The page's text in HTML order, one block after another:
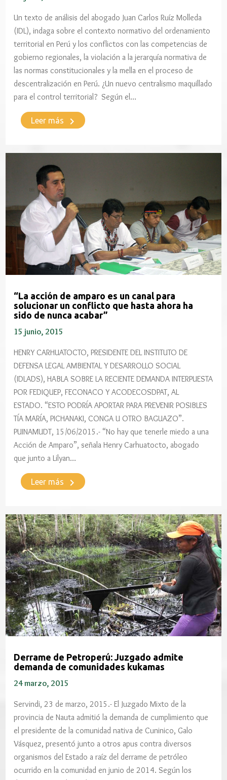
Un texto de análisis del abogado Juan Carlos Ruíz Molleda
(IDL), indaga sobre el contexto normativo del ordenamiento
territorial en Perú y los conflictos con las competencias de
gobierno regionales, la violación a la jerarquía normativa de
las normas constitucionales y la mella en el proceso de
descentralización en Perú. ¿Un nuevo centralismo maquillado
para el control territorial? Según el…
Leer más keyboard_arrow_right
“La acción de amparo es un canal para
solucionar un conflicto que hasta ahora ha
sido de nunca acabar”
15 junio, 2015
HENRY CARHUATOCTO, PRESIDENTE DEL INSTITUTO DE
DEFENSA LEGAL AMBIENTAL Y DESARROLLO SOCIAL
(IDLADS), HABLA SOBRE LA RECIENTE DEMANDA INTERPUESTA
POR FEDIQUEP, FECONACO Y ACODECOSDPAT, AL
ESTADO. “ESTO PODRÍA APORTAR PARA PREVENIR POSIBLES
TÍA MARÍA, PICHANAKI, CONGA U OTRO BAGUAZO”.
PUINAMUDT, 15/06/2015.- “No hay que tenerle miedo a una
Acción de Amparo”, señala Henry Carhuatocto, abogado
que junto a Lilyan…
Leer más keyboard_arrow_right
Derrame de Petroperú: Juzgado admite
demanda de comunidades kukamas
24 marzo, 2015
Servindi, 23 de marzo, 2015.- El Juzgado Mixto de la
provincia de Nauta admitió la demanda de cumplimiento que
el presidente de la comunidad nativa de Cuninico, Galo
Vásquez, presentó junto a otros apus contra diversos
organismos del Estado a raíz del derrame de petróleo
ocurrido en la comunidad en junio de 2014. Según los